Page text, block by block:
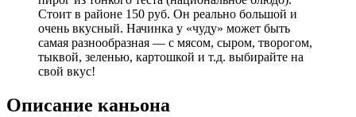
Стоит в районе 150 руб. Он реально большой и
очень вкусный. Начинка у «чуду» может быть
самая разнообразная — с мясом, сыром, творогом,
тыквой, зеленью, картошкой и т.д. выбирайте на
свой вкус!
Описание каньона